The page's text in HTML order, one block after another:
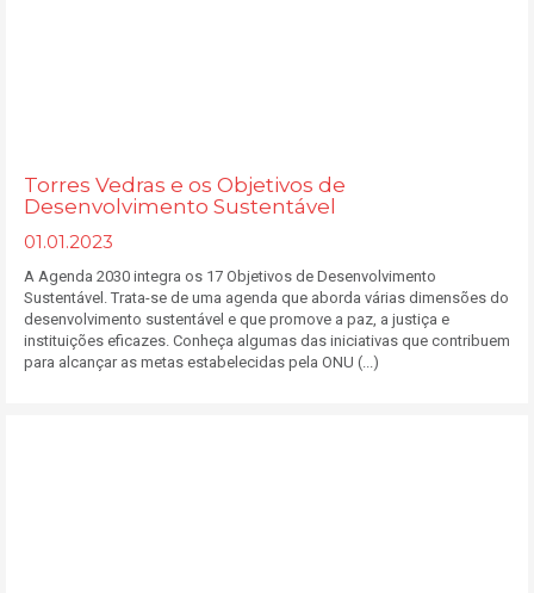
Torres Vedras e os Objetivos de
Desenvolvimento Sustentável
01.01.2023
A Agenda 2030 integra os 17 Objetivos de Desenvolvimento
Sustentável. Trata-se de uma agenda que aborda várias dimensões do
desenvolvimento sustentável e que promove a paz, a justiça e
instituições eficazes. Conheça algumas das iniciativas que contribuem
para alcançar as metas estabelecidas pela ONU (...)